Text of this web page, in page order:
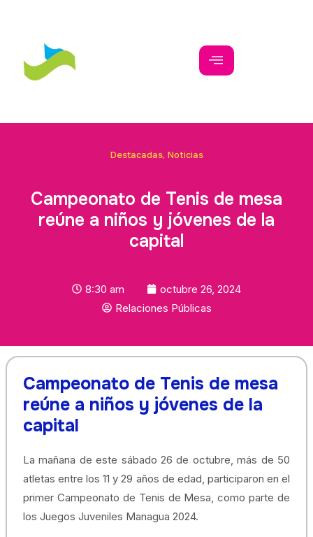
Destacadas, Noticias
Campeonato de Tenis de mesa
reúne a niños y jóvenes de la
capital
8:30 am
octubre 26, 2024
Relaciones Públicas
Campeonato de Tenis de mesa
reúne a niños y jóvenes de la
capital
La mañana de este sábado 26 de octubre, más de 50
atletas entre los 11 y 29 años de edad, participaron en el
primer Campeonato de Tenis de Mesa, como parte de
los Juegos Juveniles Managua 2024.